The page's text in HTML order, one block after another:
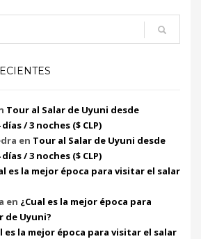
Tour al Salar de Uyuni desde
/ 3 noches ($ CLP)
en Tour al Salar de Uyuni desde
/ 3 noches ($ CLP)
es la mejor época para visitar el salar
en ¿Cual es la mejor época para
de Uyuni?
es la mejor época para visitar el salar